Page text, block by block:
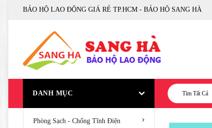
BẢO HỘ LAO ĐỘNG GIÁ RẺ TP.HCM - BẢO HỘ SANG HÀ
DANH MỤC Tìm Tất Cả
Phòng Sạch - Chống Tĩnh Điện